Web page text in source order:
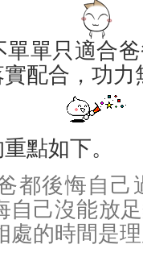
單單只適合
配合，功力
點如下。
都後悔自
自己沒能放
處的時間是